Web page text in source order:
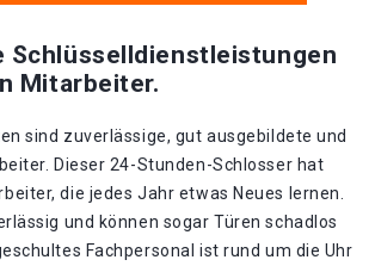
Schlüsselldienstleistungen
Mitarbeiter.
sind zuverlässige, gut ausgebildete und
Dieser 24-Stunden-Schlosser hat
die jedes Jahr etwas Neues lernen.
und können sogar Türen schadlos
Fachpersonal ist rund um die Uhr